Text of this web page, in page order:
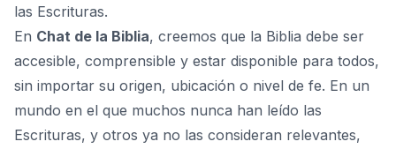
las Escrituras.
En Chat de la Biblia, creemos que la Biblia debe ser
accesible, comprensible y estar disponible para todos,
sin importar su origen, ubicación o nivel de fe. En un
mundo en el que muchos nunca han leído las
Escrituras, y otros ya no las consideran relevantes,